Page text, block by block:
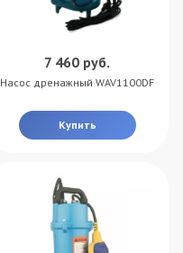
7 460 руб.
Насос дренажный WAV1100DF
Купить